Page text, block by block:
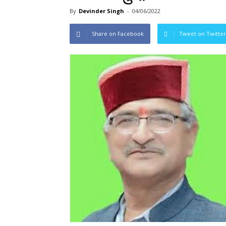
By Devinder Singh - 04/06/2022
Share on Facebook Tweet on Twitter